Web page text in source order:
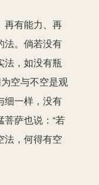
再有能力、再
法。倘若没有
法，如没有瓶
空与不空是观
细一样，没有
萨也说：“若
法，何得有空